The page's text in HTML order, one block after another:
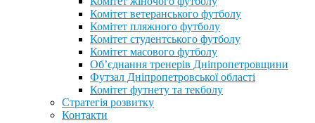
Комітет ветеранського футболу
Комітет пляжного футболу
Комітет студентського футболу
Комітет масового футболу
Обʼєднання тренерів Дніпропетровщини
Футзал Дніпропетровської області
Комітет футнету та текболу
Стратегія розвитку
Контакти